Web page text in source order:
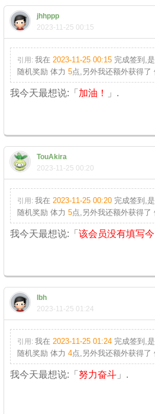
jhhppp
2023-11-25 00:15
引用: 我在 2023-11-25 00:15 完成签到,是
随机奖励 体力 5点,另外我还额外获得了
我今天最想说:「 加油！ 」.
TouAkira
2023-11-25 00:20
引用: 我在 2023-11-25 00:20 完成签到,是
随机奖励 体力 5点,另外我还额外获得了
我今天最想说:「 该会员没有填写
lbh
2023-11-25 01:24
引用: 我在 2023-11-25 01:24 完成签到,是
随机奖励 体力 4点,另外我还额外获得了
我今天最想说:「 努力奋斗 」.